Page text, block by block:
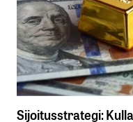
Sijoitusstrategi: